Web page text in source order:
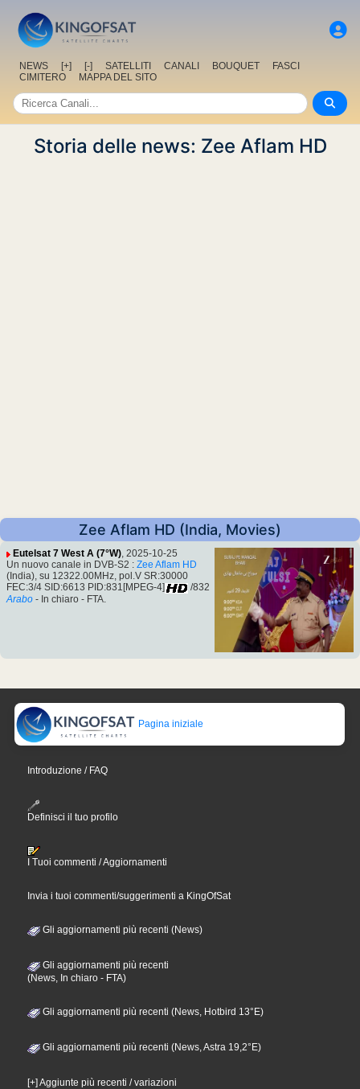
NEWS [+] [-] SATELLITI CANALI BOUQUET
FASCI
CIMITERO
MAPPA DEL SITO
Storia delle news: Zee Aflam HD
Zee Aflam HD (India, Movies)
Eutelsat 7 West A (7°W), 2025-10-25
Un nuovo canale in DVB-S2 : Zee Aflam HD
(India), su 12322.00MHz, pol.V SR:30000
FEC:3/4 SID:6613 PID:831[MPEG-4]
/832
Arabo - In chiaro - FTA.
Pagina iniziale
Introduzione / FAQ
Definisci il tuo profilo
I Tuoi commenti / Aggiornamenti
Invia i tuoi commenti/suggerimenti a KingOfSat
Gli aggiornamenti più recenti (News)
Gli aggiornamenti più recenti
(News, In chiaro - FTA)
Gli aggiornamenti più recenti (News, Hotbird 13°E)
Gli aggiornamenti più recenti (News, Astra 19,2°E)
[+] Aggiunte più recenti / variazioni